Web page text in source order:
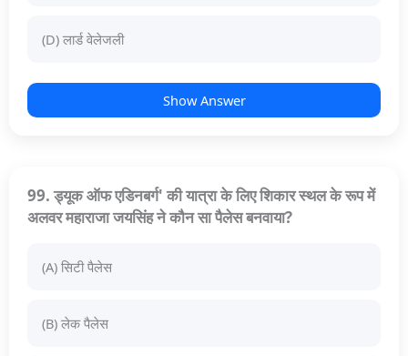
(D) लार्ड वेलेजली
Show Answer
99. ड्यूक ऑफ एडिनबर्ग' की यात्रा के लिए शिकार स्थल के रूप में
अलवर महाराजा जयसिंह ने कौन सा पैलेस बनवाया?
(A) सिटी पैलेस
(B) लेक पैलेस